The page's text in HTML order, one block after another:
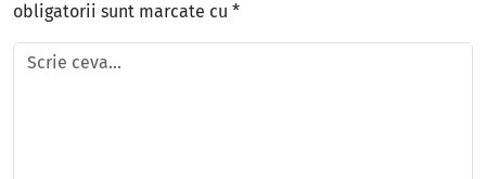
obligatorii sunt marcate cu *